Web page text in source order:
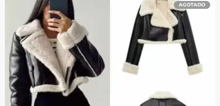
AGOTADO